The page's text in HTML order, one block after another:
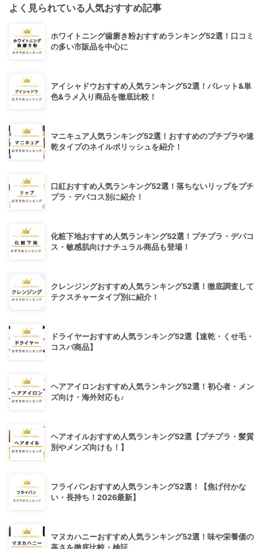
よく見られている人気おすすめ記事
ホワイトニング歯磨き粉おすすめランキング52選！口コミ
の多い市販品を中心に
アイシャドウおすすめ人気ランキング52選！パレット&単
色&ラメ入り商品を徹底比較！
マニキュア人気ランキング52選！おすすめのプチプラや速
乾タイプのネイルポリッシュを紹介！
口紅おすすめ人気ランキング52選！落ちないリップをプチ
プラ・デパコス別に紹介！
化粧下地おすすめ人気ランキング52選！プチプラ・デパコ
ス・敏感肌向けナチュラル商品も登場！
クレンジングおすすめ人気ランキング52選！徹底調査して
テクスチャータイプ別に紹介！
ドライヤーおすすめ人気ランキング52選【速乾・くせ毛・
コスパ商品】
ヘアアイロンおすすめ人気ランキング52選！初心者・メン
ズ向け・海外対応も♪
ヘアオイルおすすめ人気ランキング52選【プチプラ・髪質
別やメンズ向けも！】
フライパンおすすめ人気ランキング52選！【焦げ付かな
い・長持ち！2026最新】
マヌカハニーおすすめ人気ランキング52選！味や栄養価の